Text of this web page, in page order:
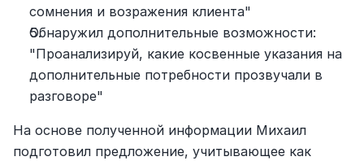
сомнения и возражения клиента"
Обнаружил дополнительные возможности:
"Проанализируй, какие косвенные указания на
дополнительные потребности прозвучали в
разговоре"
На основе полученной информации Михаил
подготовил предложение, учитывающее как